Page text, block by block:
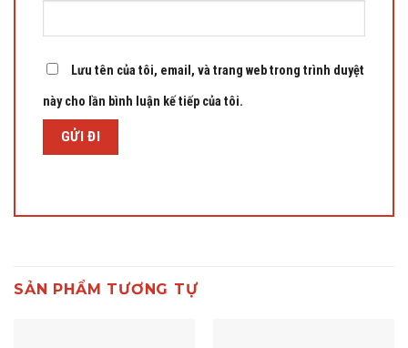
Lưu tên của tôi, email, và trang web trong trình duyệt
này cho lần bình luận kế tiếp của tôi.
SẢN PHẨM TƯƠNG TỰ